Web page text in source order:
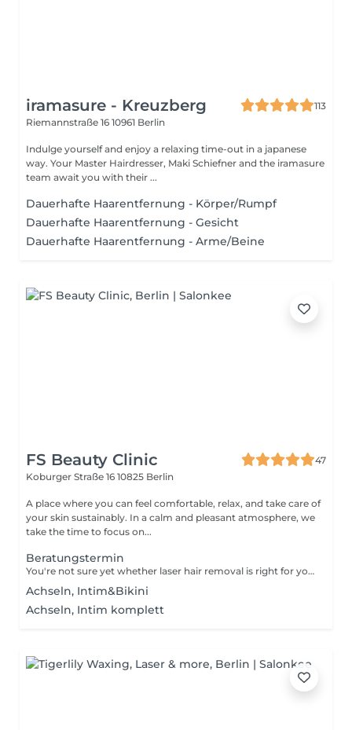
iramasure - Kreuzberg
113
Riemannstraße 16 10961 Berlin
Indulge yourself and enjoy a relaxing time-out in a japanese
way. Your Master Hairdresser, Maki Schiefner and the iramasure
team await you with their ...
Dauerhafte Haarentfernung - Körper/Rumpf
Dauerhafte Haarentfernung - Gesicht
Dauerhafte Haarentfernung - Arme/Beine
FS Beauty Clinic
47
Koburger Straße 16 10825 Berlin
A place where you can feel comfortable, relax, and take care of
your skin sustainably. In a calm and pleasant atmosphere, we
take the time to focus on...
Beratungstermin
You're not sure yet whether laser hair removal is right for you, or you still have some unanswered questions? Then this consultation is exactly what you need! During the scheduled time, we'll answer all your questions, explain the entire procedure, and tell you what you need to keep in mind. If you decide to go ahead with the laser hair removal, the consultation fee will be deducted from the total price of your first appointment.
Achseln, Intim&Bikini
Achseln, Intim komplett